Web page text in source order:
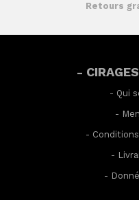
Retours
-
- Qui
-
-
-
-